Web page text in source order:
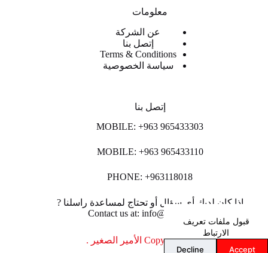
قبول ملفات تعريف
الارتباط
Accept
Decline
معلومات
عن الشركة
إتصل بنا
Terms & Conditions
سياسة الخصوصية
إتصل بنا
MOBILE: +963 965433303
MOBILE: +963 965433110
PHONE: +963118018
اذا كان لديك أي سؤال أو تحتاج لمساعدة راسلنا ?
Contact us at: info@lpco-llc.com
Copyright © 2026 الأمير الصغير .